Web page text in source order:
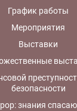
График работы
Мероприятия
Выставки
безопасности
знания